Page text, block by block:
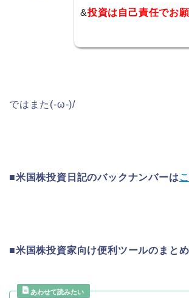
&投資は自己責任でお
ではまた(-ω-)/
■米国株投資日記のバックナンバーは
■米国株投資家向け便利ツールのまとめ